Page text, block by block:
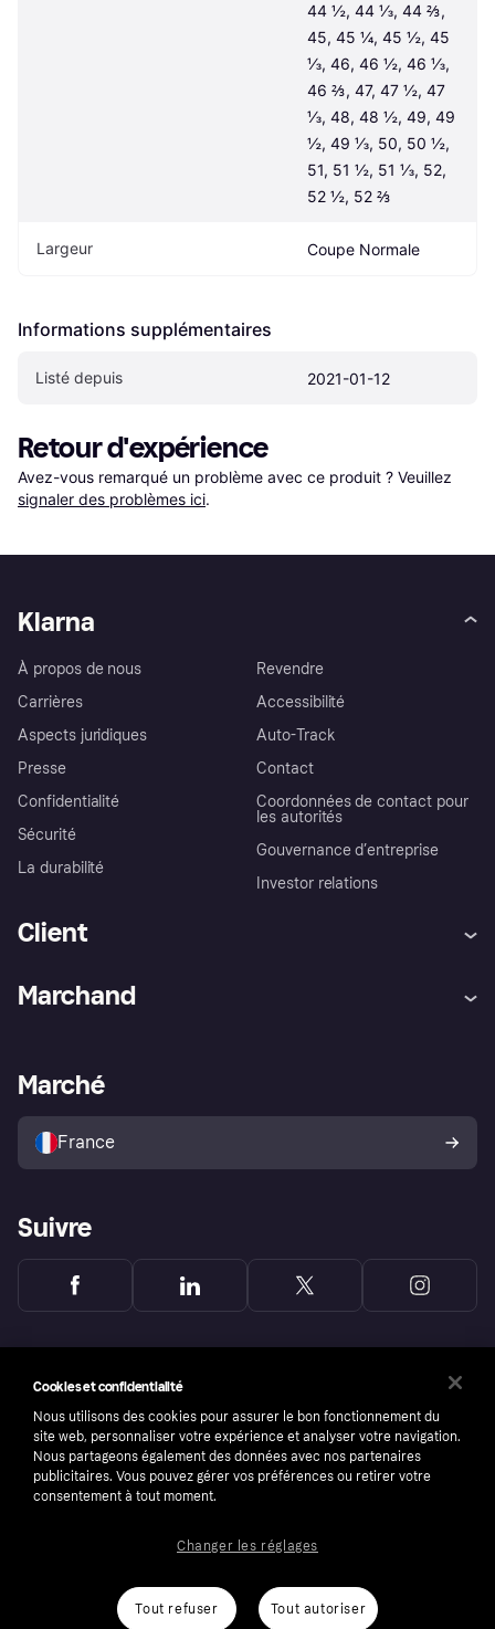
44 ½, 44 ⅓, 44 ⅔,
45, 45 ¼, 45 ½, 45
⅓, 46, 46 ½, 46 ⅓,
46 ⅔, 47, 47 ½, 47
⅓, 48, 48 ½, 49, 49
½, 49 ⅓, 50, 50 ½,
51, 51 ½, 51 ⅓, 52,
52 ½, 52 ⅔
Largeur Coupe Normale
Informations supplémentaires
Listé depuis 2021-01-12
Retour d'expérience
Avez-vous remarqué un problème avec ce produit ? Veuillez
signaler des problèmes ici.
Klarna
À propos de nous
Carrières
Aspects juridiques
Presse
Confidentialité
Sécurité
La durabilité
Revendre
Accessibilité
Auto-Track
Contact
Coordonnées de contact pour
les autorités
Gouvernance d’entreprise
Investor relations
Client
Explorez les magasins
Politique de protection de
l’acheteur Klarna
Marchand
Portail Marchand
Marché
France
Suivre
number: 556737-0431
Cookies et confidentialité
Nous utilisons des cookies pour assurer le bon fonctionnement du
site web, personnaliser votre expérience et analyser votre navigation.
Nous partageons également des données avec nos partenaires
publicitaires. Vous pouvez gérer vos préférences ou retirer votre
consentement à tout moment.
Tout refuser Tout autoriser
Changer les réglages